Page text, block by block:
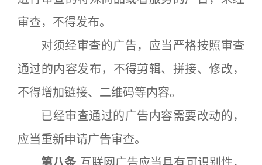
审查，不得发布。
对须经审查的广告，应当严格按照审查
通过的内容发布，不得剪辑、拼接、修改，
不得增加链接、二维码等内容。
已经审查通过的广告内容需要改动的，
应当重新申请广告审查。